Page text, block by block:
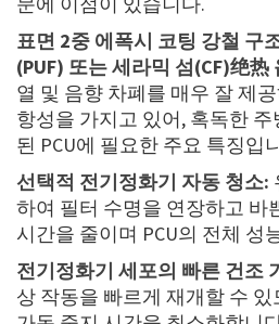
표면 2중 에폭시 코팅 강철 구
(PUF) 또는 세라믹 섬(CF)绝热
열 및 음향 차폐를 매우 잘 제
항성을 가지고 있어, 혹독한
된 PCU에 필요한 주요 특징입
선택적 전기정화기 자동 청소:
하여 필터 수명을 연장하고 바
시간을 줄이며 PCU의 전체 성
전기정화기 세포의 빠른 건조
상 작동을 빠르게 재개할 수